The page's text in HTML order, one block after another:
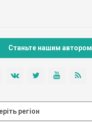
Станьте нашим автором